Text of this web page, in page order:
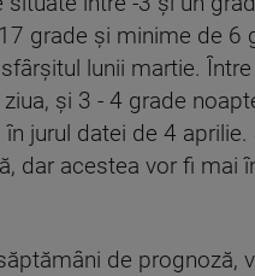
grade şi minime de 6
lunii martie.
şi 3 - 4 grade
jurul datei de 4
dar acestea vor fi
de